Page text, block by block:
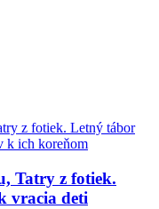
Tatry z fotiek.
vracia deti